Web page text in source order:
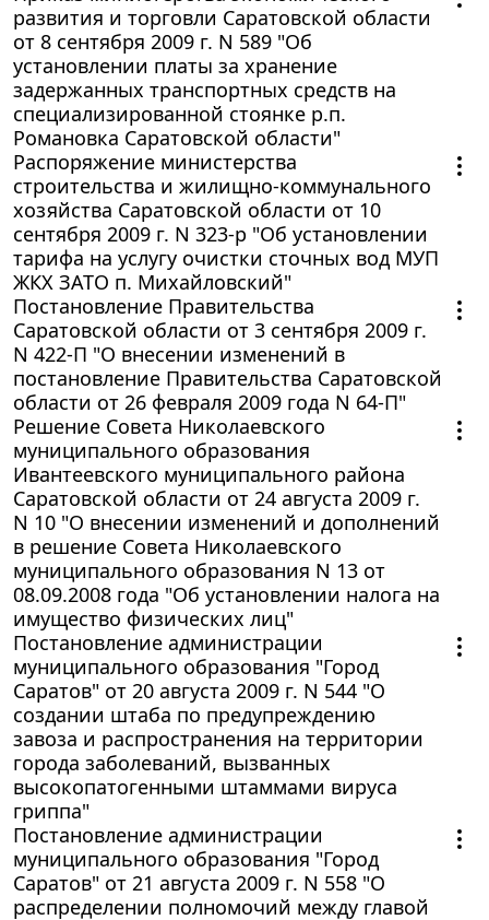
развития и торговли Саратовской области
от 8 сентября 2009 г. N 589 "Об
установлении платы за хранение
задержанных транспортных средств на
специализированной стоянке р.п.
Романовка Саратовской области"
Распоряжение министерства
строительства и жилищно-коммунального
хозяйства Саратовской области от 10
сентября 2009 г. N 323-p "Об установлении
тарифа на услугу очистки сточных вод МУП
ЖКХ ЗАТО п. Михайловский"
Постановление Правительства
Саратовской области от 3 сентября 2009 г.
N 422-П "О внесении изменений в
постановление Правительства Саратовской
области от 26 февраля 2009 года N 64-П"
Решение Совета Николаевского
муниципального образования
Ивантеевского муниципального района
Саратовской области от 24 августа 2009 г.
N 10 "О внесении изменений и дополнений
в решение Совета Николаевского
муниципального образования N 13 от
08.09.2008 года "Об установлении налога на
имущество физических лиц"
Постановление администрации
муниципального образования "Город
Саратов" от 20 августа 2009 г. N 544 "О
создании штаба по предупреждению
завоза и распространения на территории
города заболеваний, вызванных
высокопатогенными штаммами вируса
гриппа"
Постановление администрации
муниципального образования "Город
Саратов" от 21 августа 2009 г. N 558 "О
распределении полномочий между главой